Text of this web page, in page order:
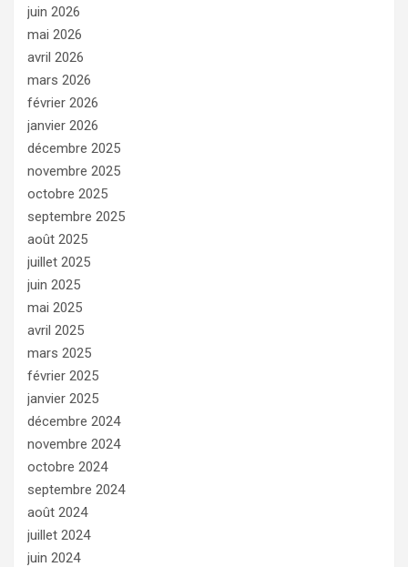
juin 2026
mai 2026
avril 2026
mars 2026
février 2026
janvier 2026
décembre 2025
novembre 2025
octobre 2025
septembre 2025
août 2025
juillet 2025
juin 2025
mai 2025
avril 2025
mars 2025
février 2025
janvier 2025
décembre 2024
novembre 2024
octobre 2024
septembre 2024
août 2024
juillet 2024
juin 2024